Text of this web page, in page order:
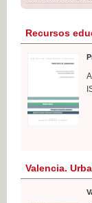
Recursos
Valencia.